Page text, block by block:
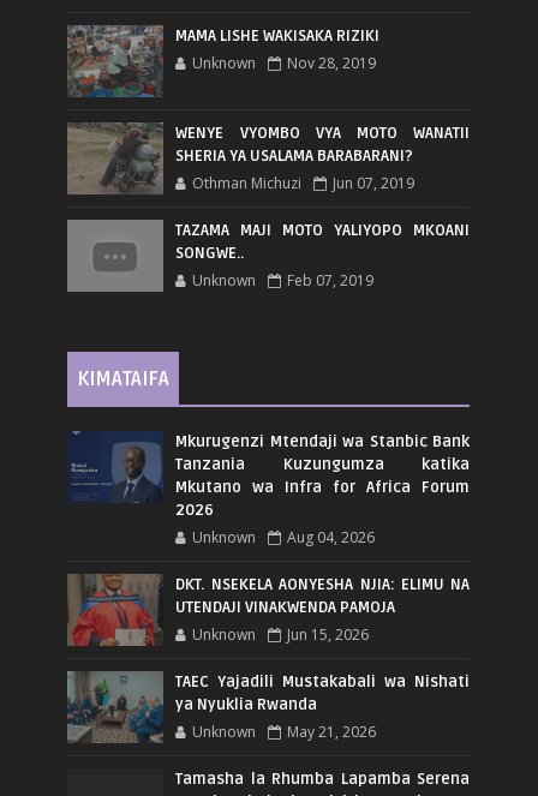
MAMA LISHE WAKISAKA RIZIKI
Unknown Nov 28, 2019
WENYE VYOMBO VYA MOTO WANATII
SHERIA YA USALAMA BARABARANI?
Othman Michuzi Jun 07, 2019
TAZAMA MAJI MOTO YALIYOPO MKOANI
SONGWE..
Unknown Feb 07, 2019
KIMATAIFA
Mkurugenzi Mtendaji wa Stanbic Bank
Tanzania Kuzungumza katika
Mkutano wa Infra for Africa Forum
2026
Unknown Aug 04, 2026
DKT. NSEKELA AONYESHA NJIA: ELIMU NA
UTENDAJI VINAKWENDA PAMOJA
Unknown Jun 15, 2026
TAEC Yajadili Mustakabali wa Nishati
ya Nyuklia Rwanda
Unknown May 21, 2026
Tamasha la Rhumba Lapamba Serena